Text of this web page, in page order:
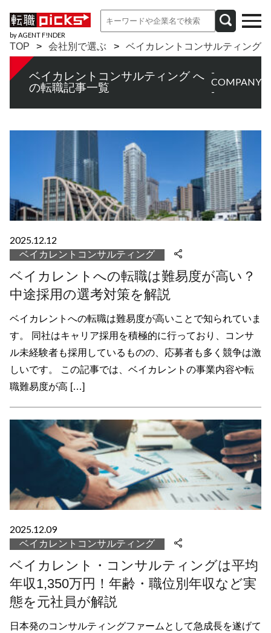
by AGENT F!NDER
TOP 会社別で選ぶ ベイカレントコンサルティング
ベイカレントコンサルティング へ
の転職記事一覧
-
COMPANY
-
2025.12.12
ベイカレントコンサルティング
ベイカレントへの転職は難易度が高い？
中途採用の選考対策を解説
ベイカレントへの転職は難易度が高いことで知られていま
す。 同社はキャリア採用を積極的に行っており、コンサ
ル未経験者も採用しているものの、応募者も多く競争は激
しいです。 この記事では、ベイカレントの事業内容や転
職難易度が高 […]
2025.12.09
ベイカレントコンサルティング
ベイカレント・コンサルティングは平均
年収1,350万円！年齢・職位別年収など実
態を元社員が解説
日本発のコンサルティングファームとして急成長を遂げて